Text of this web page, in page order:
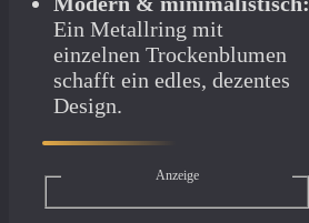
Ein Metallring mit
einzelnen Trockenblumen
schafft ein edles, dezentes
Design.
Anzeige